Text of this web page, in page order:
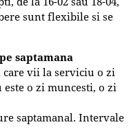
sunt flexibile si se
saptamana
care vii la serviciu o zi
o zi muncesti, o zi
saptamanal. Intervale